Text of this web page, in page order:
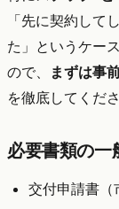
「先に契約して
た」というケー
ので、
まずは事
を徹底してくださ
必要書類の一
交付申請書（